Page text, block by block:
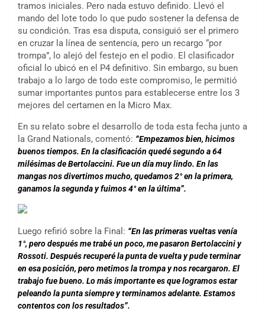
tramos iniciales. Pero nada estuvo definido. Llevó el
mando del lote todo lo que pudo sostener la defensa de
su condición. Tras esa disputa, consiguió ser el primero
en cruzar la línea de sentencia, pero un recargo “por
trompa”, lo alejó del festejo en el podio. El clasificador
oficial lo ubicó en el P4 definitivo. Sin embargo, su buen
trabajo a lo largo de todo este compromiso, le permitió
sumar importantes puntos para establecerse entre los 3
mejores del certamen en la Micro Max.
En su relato sobre el desarrollo de toda esta fecha junto a
la Grand Nationals, comentó: “Empezamos bien, hicimos
buenos tiempos. En la clasificación quedé segundo a 64
milésimas de Bertolaccini. Fue un día muy lindo. En las
mangas nos divertimos mucho, quedamos 2° en la primera,
ganamos la segunda y fuimos 4° en la última”.
Luego refirió sobre la Final: “En las primeras vueltas venía
1°, pero después me trabé un poco, me pasaron Bertolaccini y
Rossoti. Después recuperé la punta de vuelta y pude terminar
en esa posición, pero metimos la trompa y nos recargaron. El
trabajo fue bueno. Lo más importante es que logramos estar
peleando la punta siempre y terminamos adelante. Estamos
contentos con los resultados”.